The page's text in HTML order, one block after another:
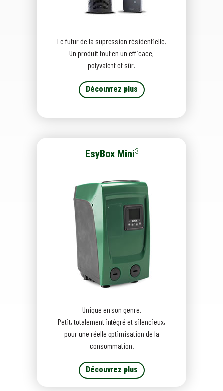
Le futur de la supression résidentielle.
Un produit tout en un efficace,
polyvalent et sûr.
Découvrez plus
EsyBox Mini3
Unique en son genre.
Petit, totalement intégré et silencieux,
pour une réelle optimisation de la
consommation.
Découvrez plus